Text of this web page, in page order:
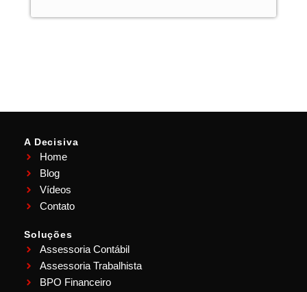
A Decisiva
Home
Blog
Vídeos
Contato
Soluções
Assessoria Contábil
Assessoria Trabalhista
BPO Financeiro